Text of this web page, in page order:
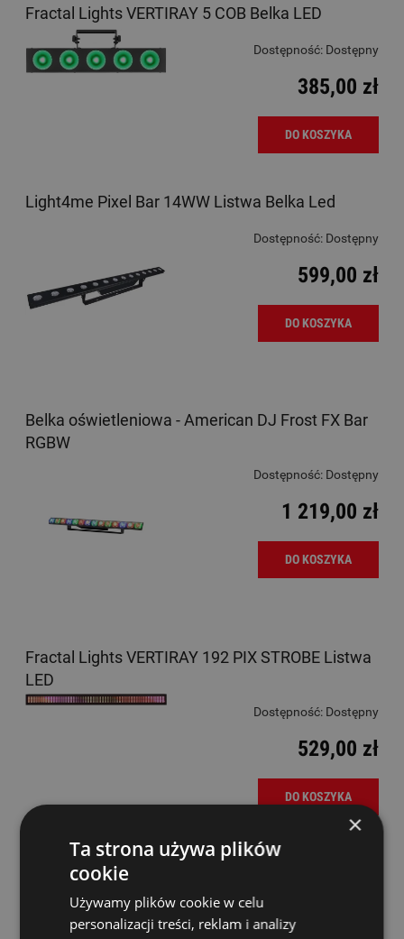
Fractal Lights VERTIRAY 5 COB Belka LED
Dostępność: Dostępny
385,00 zł
DO KOSZYKA
Light4me Pixel Bar 14WW Listwa Belka Led
Dostępność: Dostępny
599,00 zł
DO KOSZYKA
Belka oświetleniowa - American DJ Frost FX Bar
RGBW
Dostępność: Dostępny
1 219,00 zł
DO KOSZYKA
Fractal Lights VERTIRAY 192 PIX STROBE Listwa
LED
Dostępność: Dostępny
529,00 zł
DO KOSZYKA
Light4me Pixel Wash Bar Listwa Belka Led SMD
Dostępność:
×
Ta strona używa plików
cookie
Używamy plików cookie w celu
personalizacji treści, reklam i analizy